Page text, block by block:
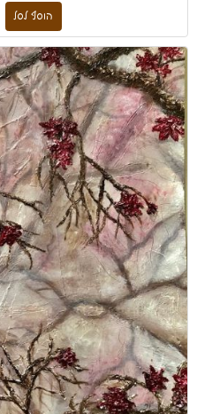
הוסף לסל